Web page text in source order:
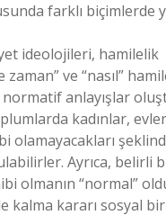
farklı biçimlerde
ideolojileri, hamilelik
ve “nasıl”
anlayışlar
kadınlar,
olamayacakları
Ayrıca, belirli
olmanın “normal”
kalma kararı sosyal